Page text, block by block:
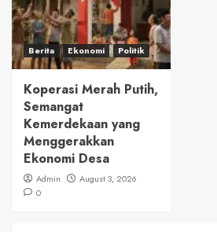
Berita Ekonomi Politik
Koperasi Merah Putih,
Semangat
Kemerdekaan yang
Menggerakkan
Ekonomi Desa
Admin
August 3, 2026
0